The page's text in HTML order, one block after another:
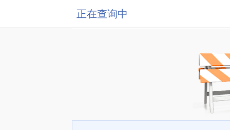
正在查询中